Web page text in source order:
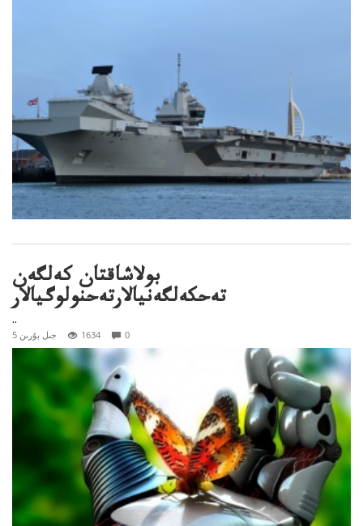
بولاشاقتان كەلگەن
تەحكەلگەنيالارتەحنولوگيالار
..
5 جىل بۇرىن 1634 0